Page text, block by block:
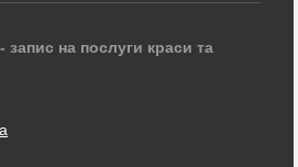
на послуги краси та